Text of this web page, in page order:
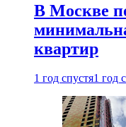
В Москве
квартир
1 год спустя1 год